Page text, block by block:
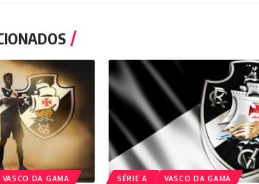
VASCO DA GAMA SÉRIE A VASCO DA GAMA